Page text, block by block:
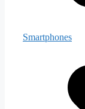
Smartphones